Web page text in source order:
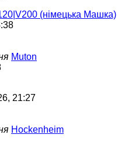
(німецька Машка)
Muton
21:27
Hockenheim